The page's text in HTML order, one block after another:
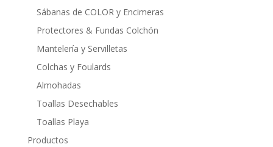
Sábanas de COLOR y Encimeras
Protectores & Fundas Colchón
Mantelería y Servilletas
Colchas y Foulards
Almohadas
Toallas Desechables
Toallas Playa
Productos